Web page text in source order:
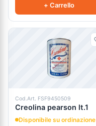
+ Carrello
Cod.Art. FSF9450509
Creolina pearson lt.1
Disponibile su ordinazione